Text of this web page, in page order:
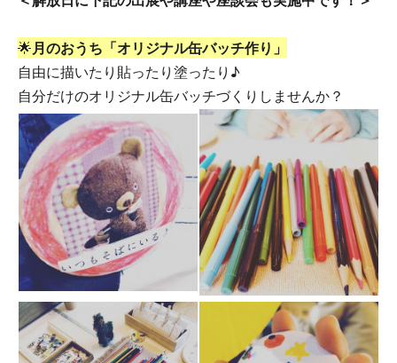
🌟月のおうち「オリジナル缶バッチ作り」
自由に描いたり貼ったり塗ったり♪
自分だけのオリジナル缶バッチづくりしませんか？